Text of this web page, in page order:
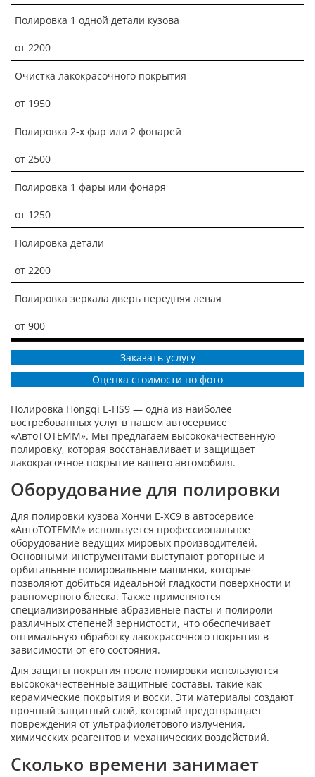
Полировка 1 одной детали кузова
от 2200
Очистка лакокрасочного покрытия
от 1950
Полировка 2-х фар или 2 фонарей
от 2500
Полировка 1 фары или фонаря
от 1250
Полировка детали
от 2200
Полировка зеркала дверь передняя левая
от 900
Заказать услугу
Оценка стоимости по фото
Полировка Hongqi E-HS9 — одна из наиболее
востребованных услуг в нашем автосервисе
«АвтоТОТЕММ». Мы предлагаем высококачественную
полировку, которая восстанавливает и защищает
лакокрасочное покрытие вашего автомобиля.
Оборудование для полировки
Для полировки кузова Хончи Е-ХС9 в автосервисе
«АвтоТОТЕММ» используется профессиональное
оборудование ведущих мировых производителей.
Основными инструментами выступают роторные и
орбитальные полировальные машинки, которые
позволяют добиться идеальной гладкости поверхности и
равномерного блеска. Также применяются
специализированные абразивные пасты и полироли
различных степеней зернистости, что обеспечивает
оптимальную обработку лакокрасочного покрытия в
зависимости от его состояния.
Для защиты покрытия после полировки используются
высококачественные защитные составы, такие как
керамические покрытия и воски. Эти материалы создают
прочный защитный слой, который предотвращает
повреждения от ультрафиолетового излучения,
химических реагентов и механических воздействий.
Сколько времени занимает